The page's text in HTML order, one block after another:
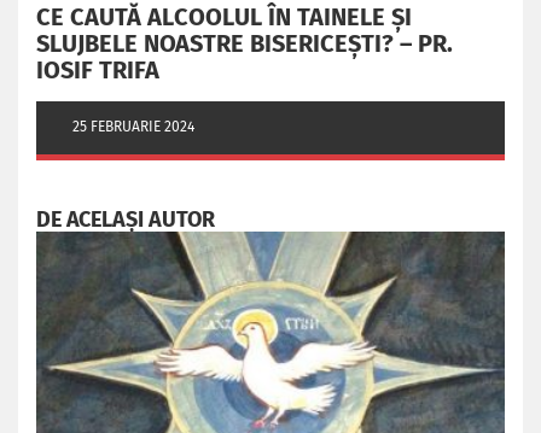
CE CAUTĂ ALCOOLUL ÎN TAINELE ŞI
SLUJBELE NOASTRE BISERICEŞTI? – PR.
IOSIF TRIFA
25 FEBRUARIE 2024
DE ACELAȘI AUTOR